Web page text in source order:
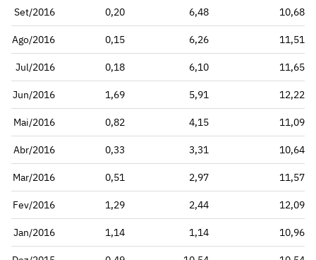
Set/2016 0,20 6,48 10,68
Ago/2016 0,15 6,26 11,51
Jul/2016 0,18 6,10 11,65
Jun/2016 1,69 5,91 12,22
Mai/2016 0,82 4,15 11,09
Abr/2016 0,33 3,31 10,64
Mar/2016 0,51 2,97 11,57
Fev/2016 1,29 2,44 12,09
Jan/2016 1,14 1,14 10,96